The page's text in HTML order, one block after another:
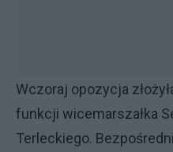
Wczoraj opozycja
funkcji wicemarszałka
Terleckiego.